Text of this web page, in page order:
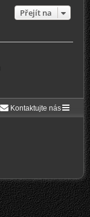
Přejít na
Kontaktujte nás